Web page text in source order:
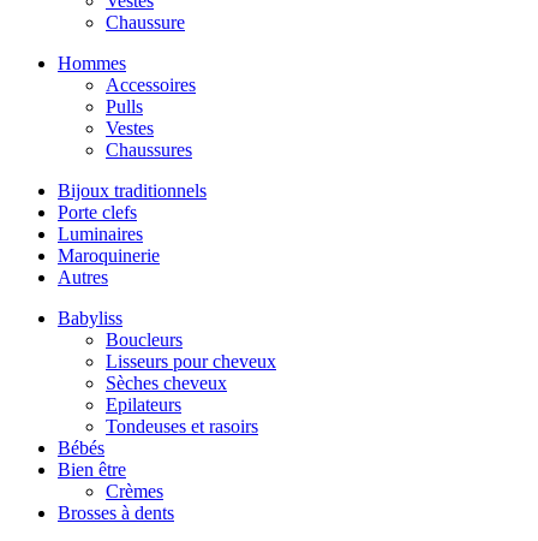
Chaussure
Hommes
Accessoires
Pulls
Vestes
Chaussures
Bijoux traditionnels
Porte clefs
Luminaires
Maroquinerie
Autres
Babyliss
Boucleurs
Lisseurs pour cheveux
Sèches cheveux
Epilateurs
Tondeuses et rasoirs
Bébés
Bien être
Crèmes
Brosses à dents